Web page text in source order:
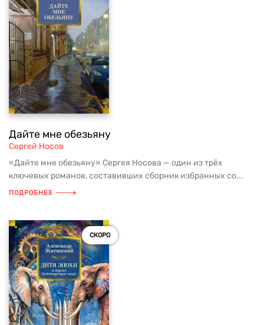
Дайте мне обезьяну
Сергей Носов
«Дайте мне обезьяну» Сергея Носова — один из трёх
ключевых романов, составивших сборник избранных со...
ПОДРОБНЕЕ
СКОРО